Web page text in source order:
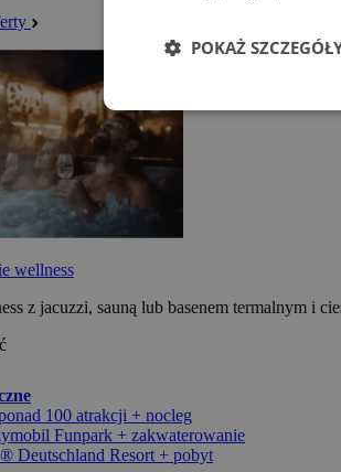
wellness
z jacuzzi, sauną lub basenem termalnym i
100 atrakcji + nocleg
Funpark + zakwaterowanie
Deutschland Resort + pobyt
POKAŻ